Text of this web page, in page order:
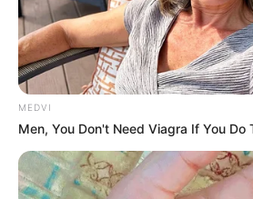
MEDVI
Men, You Don't Need Viagra If You Do